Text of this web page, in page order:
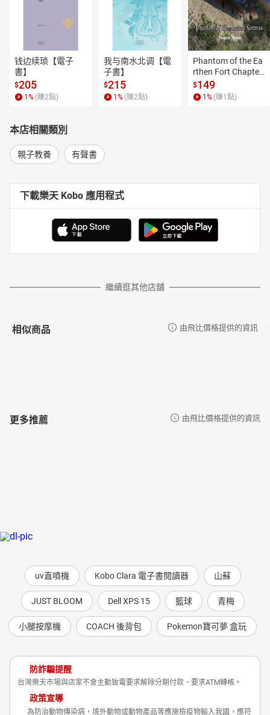
钱边续琐【電子
書】
$205
1 % (賺2點)
我与南水北调【電
子書】
$215
1 % (賺2點)
Phantom of the Ea
rthen Fort Chapter
4【有聲書】
$149
1 % (賺1 點)
本店相關類別
親子教養 有聲書
下載樂天 Kobo 應用程式
繼續逛其他店舖
相似商品 由飛比價格提供的資訊
更多推薦 由飛比價格提供的資訊
uv直噴機 Kobo Clara 電子書閱讀器 山蘇
JUST BLOOM Dell XPS 15 籃球 青梅
小腿按摩機 COACH 後背包 Pokemon寶可夢 盒玩
防詐騙提醒
台灣樂天市場與店家不會主動致電要求解除分期付款、要求ATM轉帳。
政策宣導
為防治動物傳染病，境外動物或動物產品等應施檢疫物輸入我國，應符